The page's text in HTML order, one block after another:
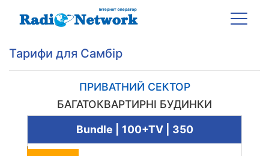
Тарифи для Самбір
ПРИВАТНИЙ СЕКТОР
БАГАТОКВАРТИРНІ БУДИНКИ
Bundle | 100+TV | 350